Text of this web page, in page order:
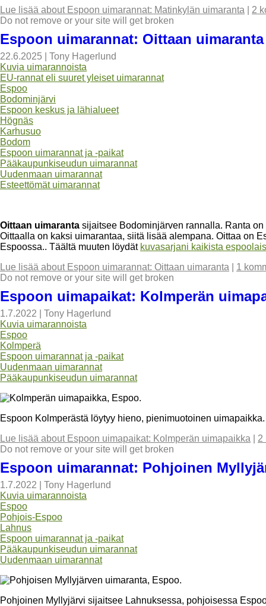
Lue lisää about Espoon uimarannat: Matinkylän uimaranta
2
Do not remove or your site will get broken
Espoon uimarannat: Oittaan uimaranta
22.6.2025
Tony Hagerlund
Kuvia uimarannoista
EU-rannat eli suuret yleiset uimarannat
Espoo
Bodominjärvi
Espoon keskus ja lähialueet
Högnäs
Karhusuo
Bodom
Espoon uimarannat ja -paikat
Pääkaupunkiseudun uimarannat
Uudenmaan uimarannat
Esteettömät uimarannat
Oittaan uimaranta sijaitsee Bodominjärven rannalla. Ranta
Oittaalla on kaksi uimarantaa, siitä lisää alempana. Oittaa on
Espoossa.. Täältä muuten löydät kuvasarjani kaikista
Lue lisää about Espoon uimarannat: Oittaan uimaranta
1
Do not remove or your site will get broken
Espoon uimapaikat: Kolmperän
1.7.2022
Tony Hagerlund
Kuvia uimarannoista
Espoo
Kolmperä
Espoon uimarannat ja -paikat
Uudenmaan uimarannat
Pääkaupunkiseudun uimarannat
Espoon Kolmperästä löytyy hieno, pienimuotoinen
Lue lisää about Espoon uimapaikat: Kolmperän uimapaikka
2
Do not remove or your site will get broken
Espoon uimarannat: Pohjoinen
1.7.2022
Tony Hagerlund
Kuvia uimarannoista
Espoo
Pohjois-Espoo
Lahnus
Espoon uimarannat ja -paikat
Pääkaupunkiseudun uimarannat
Uudenmaan uimarannat
Pohjoinen Myllyjärvi sijaitsee Lahnuksessa, pohjoisessa